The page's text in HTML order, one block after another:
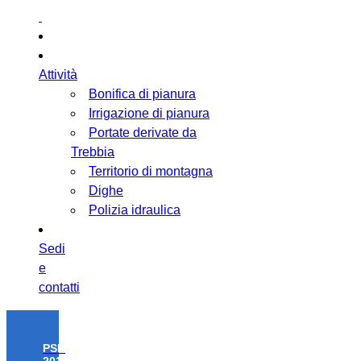
Attività
Bonifica di pianura
Irrigazione di pianura
Portate derivate da
Trebbia
Territorio di montagna
Dighe
Polizia idraulica
Sedi
e
contatti
PSR